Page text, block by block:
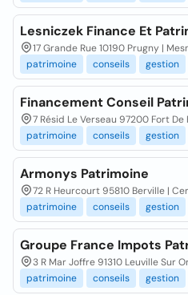
Lesniczek Finance Et
17 Grande Rue 10190 Prugny |
patrimoine
conseils gestion
Financement Conseil
7 Résid Le Verseau 97200 Fort
patrimoine
conseils gestion
Armonys Patrimoine
72 R Heurcourt 95810 Berville |
patrimoine
conseils gestion
Groupe France Impots
3 R Mar Joffre 91310 Leuville Sur
patrimoine
conseils gestion